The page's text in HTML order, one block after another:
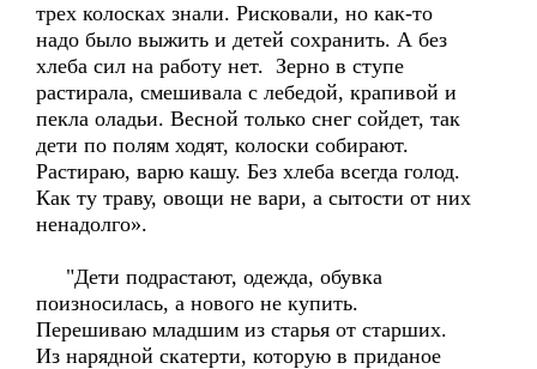
трех колосках знали. Рисковали, но как-то
надо было выжить и детей сохранить. А без
хлеба сил на работу нет. Зерно в ступе
растирала, смешивала с лебедой, крапивой и
пекла оладьи. Весной только снег сойдет, так
дети по полям ходят, колоски собирают.
Растираю, варю кашу. Без хлеба всегда голод.
Как ту траву, овощи не вари, а сытости от них
ненадолго».
"Дети подрастают, одежда, обувка
поизносилась, а нового не купить.
Перешиваю младшим из старья от старших.
Из нарядной скатерти, которую в приданое